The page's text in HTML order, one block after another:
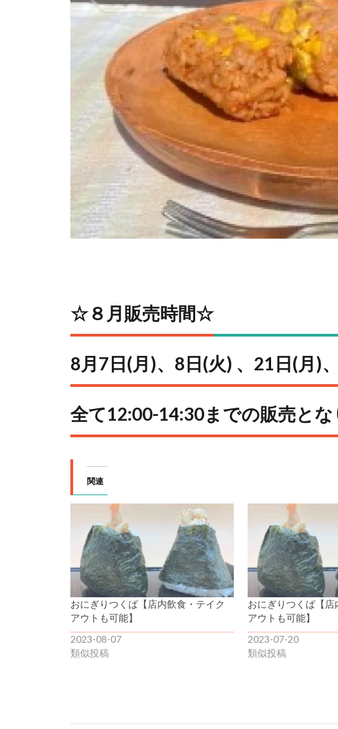
☆８⽉販売時間☆
8⽉7⽇(⽉)、8⽇(火) 、21日(月)
全て12:00-14:30までの販売とな
関連
おにぎりつくば【店内飲食・テイク
アウトも可能】
2023-08-07
類似投稿
おにぎりつくば【店
アウトも可能】
2023-07-20
類似投稿